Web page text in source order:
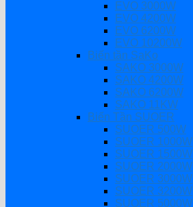
EVO 3000W
EVO 4200W
EVO 6200W
EVO 10200W
Biến tần SaKo
SAKO 3000W
SAKO 4200W
SAKO 6200W
SAKO 11KW
Biến Tần SUOER
SUOER 500W
SUOER 1000W
SUOER 1500W
SUOER 2000W
SUOER 3000W
SUOER 3200W
SUOER 5000W